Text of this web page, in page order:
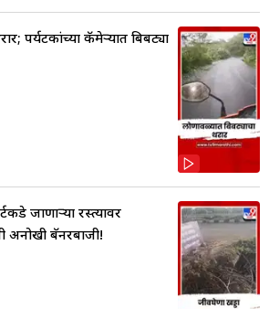
पर्यटकांच्या कॅमेऱ्यात बिबट्या
जाणाऱ्या रस्त्यावर
अनोखी बॅनरबाजी!